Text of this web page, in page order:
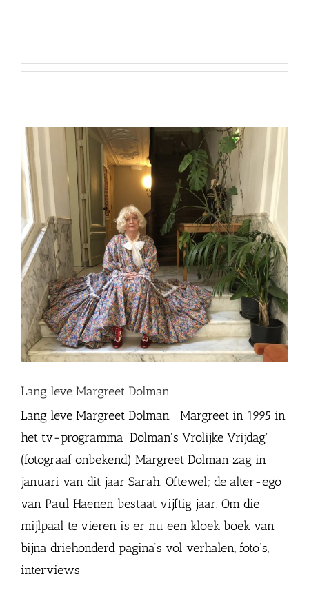
Lang leve Margreet Dolman
Lang leve Margreet Dolman Margreet in 1995 in
het tv-programma 'Dolman's Vrolijke Vrijdag'
(fotograaf onbekend) Margreet Dolman zag in
januari van dit jaar Sarah. Oftewel; de alter-ego
van Paul Haenen bestaat vijftig jaar. Om die
mijlpaal te vieren is er nu een kloek boek van
bijna driehonderd pagina’s vol verhalen, foto’s,
interviews